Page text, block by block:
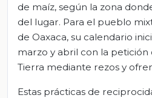
de maíz, según la zona
del lugar. Para el pueblo
de Oaxaca, su calendario
marzo y abril con la petición
Tierra mediante rezos y
Estas prácticas de